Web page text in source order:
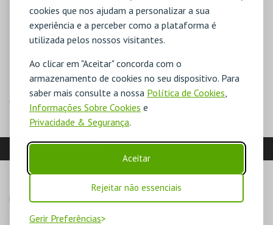
cookies que nos ajudam a personalizar a sua
experiência e a perceber como a plataforma é
utilizada pelos nossos visitantes.
Ao clicar em "Aceitar" concorda com o
armazenamento de cookies no seu dispositivo. Para
saber mais consulte a nossa Política de Cookies
Informações Sobre Cookies e
Privacidade & Segurança.
Aceitar
Rejeitar não essenciais
Gerir Preferências
Ensino Superior (20,00€)
Mediador (20,00€)
Pais (20,00€)
Professor (20,00€)
Convite (0,00€)
LOCALIZAÇÃO
Praça do Império